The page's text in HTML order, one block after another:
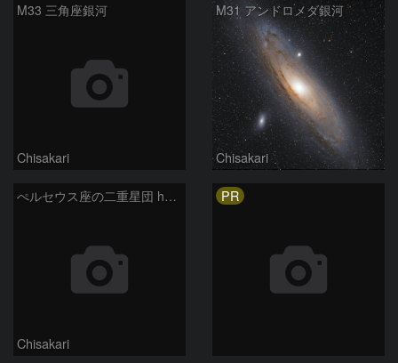
M33 三角座銀河
Chisakari
M31 アンドロメダ銀河
Chisakari
ぺルセウス座の二重星団 hχ（エイチ・カイ）（トリミング拡大）
Chisakari
PR